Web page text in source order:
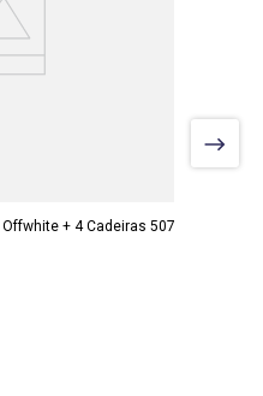
+ 4 Cadeiras 507